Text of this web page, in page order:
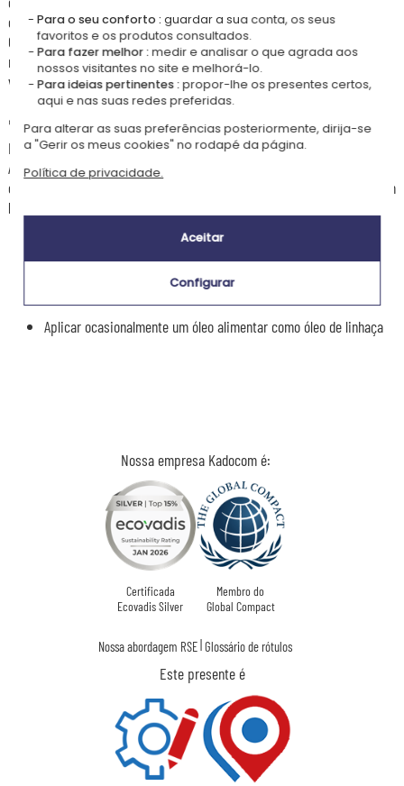
Nossa empresa Kadocom é:
Certificada
Ecovadis Silver
Membro do
Global Compact
Nossa abordagem RSE|Glossário de rótulos
Este presente é
cada membro da família pode ter o seu próprio porta guardanapos.
O seu porta guardanapos em madeira é gravado a laser para garantir
máxima precisão. Além dos diferentes motivos, pode escolher entre
várias fontes para criar uma peça única.
✏️Instruções de personalização
Por favor introduza os textos respeitando maiúsculas e minúsculas.
A madeira é um material natural, por isso podem existir variações de
cor ou nós visíveis. Ainda assim, garantimos sempre uma gravação bem
legível :)
Cuidados com o porta guardanapos em madeira
Não colocar na máquina de lavar loiça nem deixar de molho
Secar imediatamente após contacto com água
Evitar fontes de calor e humidade prolongada
Aplicar ocasionalmente um óleo alimentar como óleo de linhaça
Para o seu conforto : guardar a sua conta, os seus
favoritos e os produtos consultados.
Para fazer melhor :medir e analisar o que agrada aos
nossos visitantes no site e melhorá-lo.
Para ideias pertinentes :propor-lhe os presentes certos,
aqui e nas suas redes preferidas.
Para alterar as suas preferências posteriormente, dirija-se
a "Gerir os meus cookies" no rodapé da página.
Política de privacidade.
Aceitar
Configurar